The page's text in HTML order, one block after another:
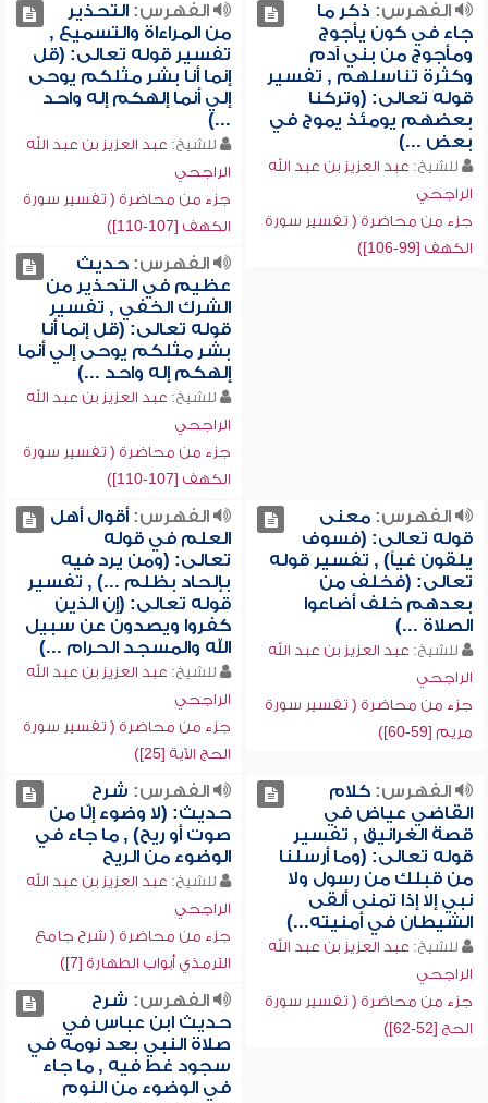
الفهرس: ذكر ما
جاء في كون يأجوج
ومأجوج من بني آدم
وكثرة تناسلهم , تفسير
قوله تعالى: (وتركنا
بعضهم يومئذ يموج في
بعض ...)
للشيخ: عبد العزيز بن عبد الله
الراجحي
جزء من محاضرة ( تفسير سورة
الكهف [99-106])
الفهرس:التحذير
من المراءاة والتسميع ,
تفسير قوله تعالى: (قل
إنما أنا بشر مثلكم يوحى
إلي أنما إلهكم إله واحد
...)
للشيخ: عبد العزيز بن عبد الله
الراجحي
جزء من محاضرة ( تفسير سورة
الكهف [107-110])
الفهرس:حديث
عظيم في التحذير من
الشرك الخفي , تفسير
قوله تعالى: (قل إنما أنا
بشر مثلكم يوحى إلي أنما
إلهكم إله واحد ...)
للشيخ: عبد العزيز بن عبد الله
الراجحي
جزء من محاضرة ( تفسير سورة
الكهف [107-110])
الفهرس:معنى
قوله تعالى: (فسوف
يلقون غياً) , تفسير قوله
تعالى: (فخلف من
بعدهم خلف أضاعوا
الصلاة ...)
للشيخ: عبد العزيز بن عبد الله
الراجحي
جزء من محاضرة ( تفسير سورة
مريم [59-60])
الفهرس:أقوال أهل
العلم في قوله
تعالى: (ومن يرد فيه
بإلحاد بظلم ...) , تفسير
قوله تعالى: (إن الذين
كفروا ويصدون عن سبيل
الله والمسجد الحرام ...)
للشيخ: عبد العزيز بن عبد الله
الراجحي
جزء من محاضرة ( تفسير سورة
الحج الآية [25])
الفهرس:كلام
القاضي عياض في
قصة الغرانيق , تفسير
قوله تعالى: (وما أرسلنا
من قبلك من رسول ولا
نبي إلا إذا تمنى ألقى
الشيطان في أمنيته...)
للشيخ: عبد العزيز بن عبد الله
الراجحي
جزء من محاضرة ( تفسير سورة
الحج [52-62])
الفهرس: شرح
حديث: (لا وضوء إلّا من
صوت أو ريح) , ما جاء في
الوضوء من الريح
للشيخ: عبد العزيز بن عبد الله
الراجحي
جزء من محاضرة ( شرح جامع
الترمذي أبواب الطهارة [7])
الفهرس: شرح
حديث ابن عباس في
صلاة النبي بعد نومه في
سجود غط فيه , ما جاء
في الوضوء من النوم